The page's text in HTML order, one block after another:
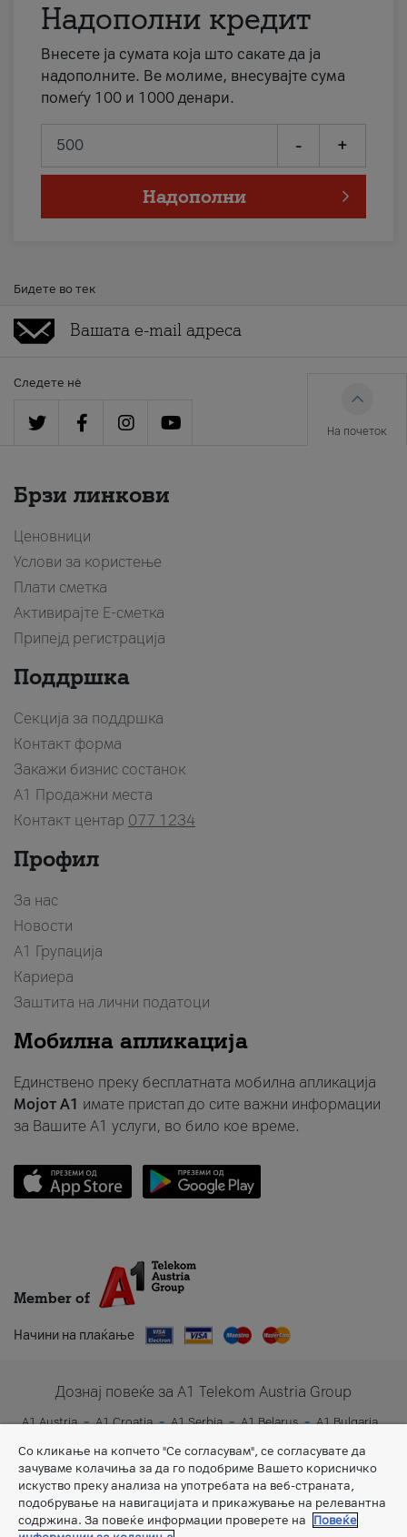
Надополни кредит
Внесете ја сумата која што сакате да ја
надополните. Ве молиме, внесувајте сума
помеѓу 100 и 1000 денари.
- +
Надополни
Бидете во тек
Следете нè
На почеток
Брзи линкови
Ценовници
Услови за користење
Плати сметка
Активирајте Е-сметка
Припејд регистрација
Поддршка
Секција за поддршка
Контакт форма
Закажи бизнис состанок
A1 Продажни места
Контакт центар 077 1234
Профил
За нас
Новости
А1 Групација
Кариера
Заштита на лични податоци
Мобилна апликација
Единствено преку бесплатната мобилна апликација
Мојот A1 имате пристап до сите важни информации
за Вашите A1 услуги, во било кое време.
Member of
Начини на плаќање
Дознај повеќе за A1 Telekom Austria Group
A1 Austria A1 Croatia A1 Serbia A1 Belarus
A1 Bulgaria
Со кликање на копчето "Се согласувам", се согласувате да
зачуваме колачиња за да го подобриме Вашето корисничко
искуство преку анализа на употребата на веб-страната,
подобрување на навигацијата и прикажување на релевантна
содржина. За повеќе информации проверете на
Повеќе